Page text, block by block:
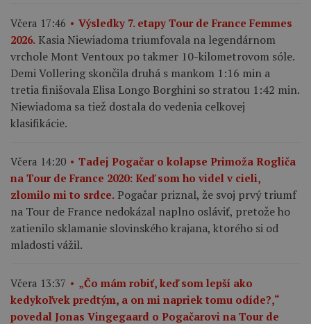
Včera 17:46
Výsledky 7. etapy Tour de France Femmes
2026. Kasia Niewiadoma triumfovala na legendárnom
vrchole Mont Ventoux po takmer 10-kilometrovom sóle.
Demi Vollering skončila druhá s mankom 1:16 min a
tretia finišovala Elisa Longo Borghini so stratou 1:42 min.
Niewiadoma sa tiež dostala do vedenia celkovej
klasifikácie.
Včera 14:20
Tadej Pogačar o kolapse Primoža Rogliča
na Tour de France 2020: Keď som ho videl v cieli,
zlomilo mi to srdce. Pogačar priznal, že svoj prvý triumf
na Tour de France nedokázal naplno osláviť, pretože ho
zatienilo sklamanie slovinského krajana, ktorého si od
mladosti vážil.
Včera 13:37
„Čo mám robiť, keď som lepší ako
kedykoľvek predtým, a on mi napriek tomu odíde?,“
povedal Jonas Vingegaard o Pogačarovi na Tour de